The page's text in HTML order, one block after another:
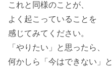
これと同様のことが、
よく起こっていることを
感じてみてください。
「やりたい」と思ったら、
何かしら「今はできない」と